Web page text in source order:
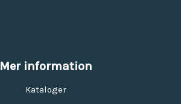
Mer information
Kataloger